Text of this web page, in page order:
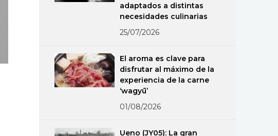
Русский
Tokio
Avisos
adaptados a distintas
necesidades culinarias
25/07/2026
El aroma es clave para
disfrutar al máximo de la
experiencia de la carne
‘wagyū’
01/08/2026
Ueno (JY05): La gran